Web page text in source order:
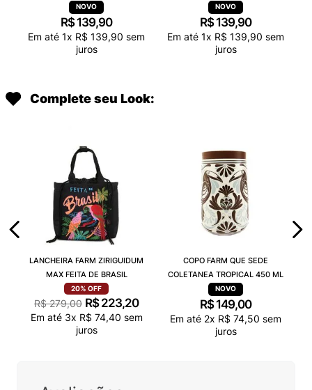
TRANSPARENTE 38263
R$ 139,90
Em até 1x R$ 139,90 sem
juros
TRANSPARENTE 38263
R$ 139,90
Em até 1x R$ 139,90 sem
juros
Complete seu Look:
LANCHEIRA FARM ZIRIGUIDUM
MAX FEITA DE BRASIL
20% OFF
R$ 279,00 R$ 223,20
Em até 3x R$ 74,40 sem
juros
COPO FARM QUE SEDE
COLETANEA TROPICAL 450 ML
R$ 149,00
Em até 2x R$ 74,50 sem
juros